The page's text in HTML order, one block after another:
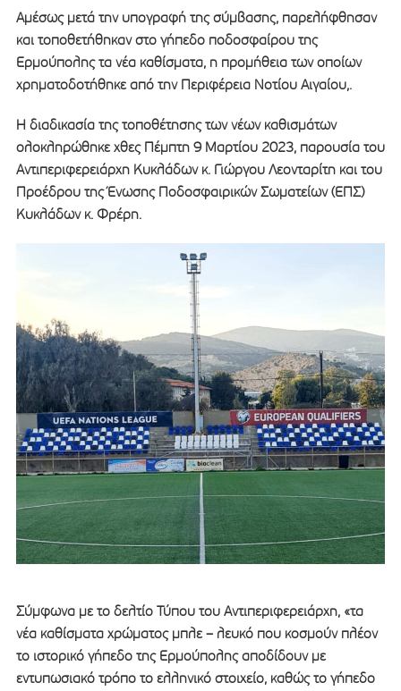
Αμέσως μετά την υπογραφή της σύμβασης, παρελήφθησαν
και τοποθετήθηκαν στο γήπεδο ποδοσφαίρου της
Ερμούπολης τα νέα καθίσματα, η προμήθεια των οποίων
χρηματοδοτήθηκε από την Περιφέρεια Νοτίου Αιγαίου,.
Η διαδικασία της τοποθέτησης των νέων καθισμάτων
ολοκληρώθηκε χθες Πέμπτη 9 Μαρτίου 2023, παρουσία του
Αντιπεριφερειάρχη Κυκλάδων κ. Γιώργου Λεονταρίτη και του
Προέδρου της Ένωσης Ποδοσφαιρικών Σωματείων (ΕΠΣ)
Κυκλάδων κ. Φρέρη.
Σύμφωνα με το δελτίο Τύπου του Αντιπεριφερειάρχη, «τα
νέα καθίσματα χρώματος μπλε – λευκό που κοσμούν πλέον
το ιστορικό γήπεδο της Ερμούπολης αποδίδουν με
εντυπωσιακό τρόπο το ελληνικό στοιχείο, καθώς το γήπεδο